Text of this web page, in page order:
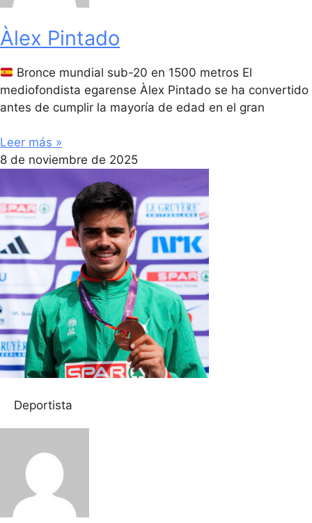
Àlex Pintado
Bronce mundial sub-20 en 1500 metros El
mediofondista egarense Àlex Pintado se ha convertido
antes de cumplir la mayoría de edad en el gran
Leer más »
8 de noviembre de 2025
Deportista